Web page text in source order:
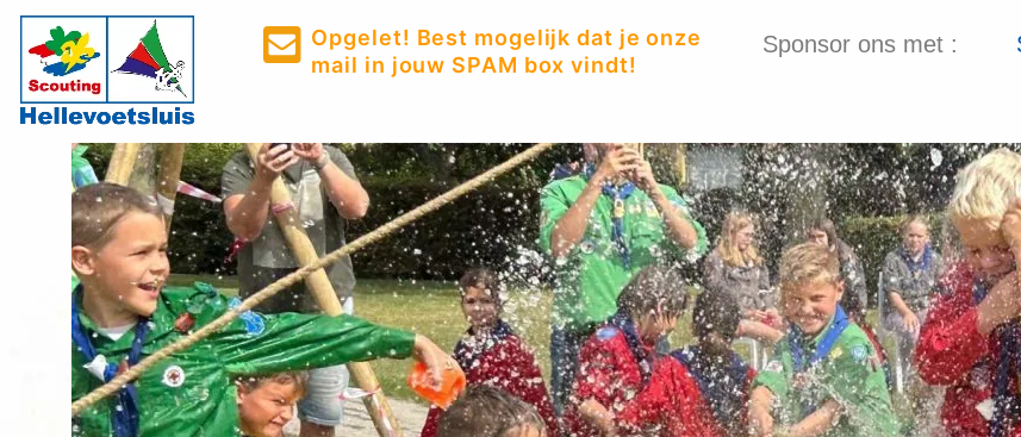
Opgelet! Best mogelijk dat je onze
mail in jouw SPAM box vindt!
Sponsor ons met :